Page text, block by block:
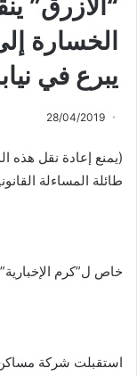
“الأزرق”
الخسارة
يبرع في
28/04/2019
(يمنع إعادة نقل هذه
طائلة المساءلة
خاص ل”كرم
استقبلت شركة مساكن